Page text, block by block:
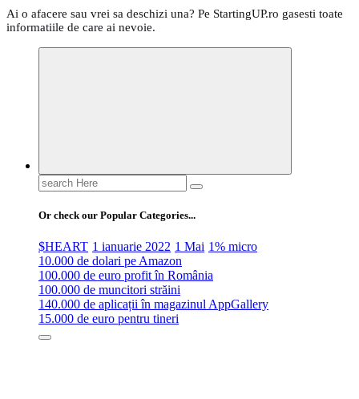
Ai o afacere sau vrei sa deschizi una? Pe StartingUP.ro gasesti toate
informatiile de care ai nevoie.
Search
for:
Or check our Popular Categories...
$HEART 1 ianuarie 2022 1 Mai 1% micro
10.000 de dolari pe Amazon
100.000 de euro profit în România
100.000 de muncitori străini
140.000 de aplicații în magazinul AppGallery
15.000 de euro pentru tineri